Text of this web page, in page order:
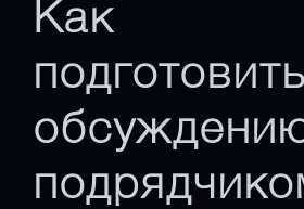
Как